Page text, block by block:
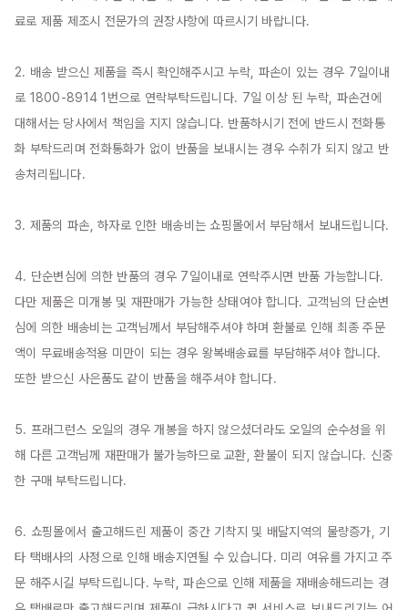
료로 제품 제조시 전문가의 권장사항에 따르시기 바랍니다.
2. 배송 받으신 제품을 즉시 확인해주시고 누락, 파손이 있는 경우 7일이내
로 1800-8914 1번으로 연락부탁드립니다. 7일 이상 된 누락, 파손건에
대해서는 당사에서 책임을 지지 않습니다. 반품하시기 전에 반드시 전화통
화 부탁드리며 전화통화가 없이 반품을 보내시는 경우 수취가 되지 않고 반
송처리됩니다.
3. 제품의 파손, 하자로 인한 배송비는 쇼핑몰에서 부담해서 보내드립니다.
4. 단순변심에 의한 반품의 경우 7일이내로 연락주시면 반품 가능합니다.
다만 제품은 미개봉 및 재판매가 가능한 상태여야 합니다. 고객님의 단순변
심에 의한 배송비는 고객님께서 부담해주셔야 하며 환불로 인해 최종 주문
액이 무료배송적용 미만이 되는 경우 왕복배송료를 부담해주셔야 합니다.
또한 받으신 사은품도 같이 반품을 해주셔야 합니다.
5. 프래그런스 오일의 경우 개봉을 하지 않으셨더라도 오일의 순수성을 위
해 다른 고객님께 재판매가 불가능하므로 교환, 환불이 되지 않습니다. 신중
한 구매 부탁드립니다.
6. 쇼핑몰에서 출고해드린 제품이 중간 기착지 및 배달지역의 물량증가, 기
타 택배사의 사정으로 인해 배송지연될 수 있습니다. 미리 여유를 가지고 주
문 해주시길 부탁드립니다. 누락, 파손으로 인해 제품을 재배송해드리는 경